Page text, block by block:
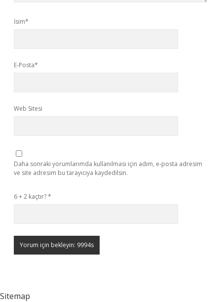
İsim*
E-Posta*
Web Sitesi
Daha sonraki yorumlarımda kullanılması için adım, e-posta adresim
ve site adresim bu tarayıcıya kaydedilsin.
6 + 2 kaçtır?*
Sitemap